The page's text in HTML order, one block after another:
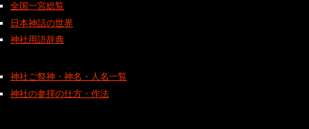
全国一宮総覧
日本神話の世界
神社用語辞典
神社ご祭神・神名・人名一覧
神社の参拝の仕方・作法